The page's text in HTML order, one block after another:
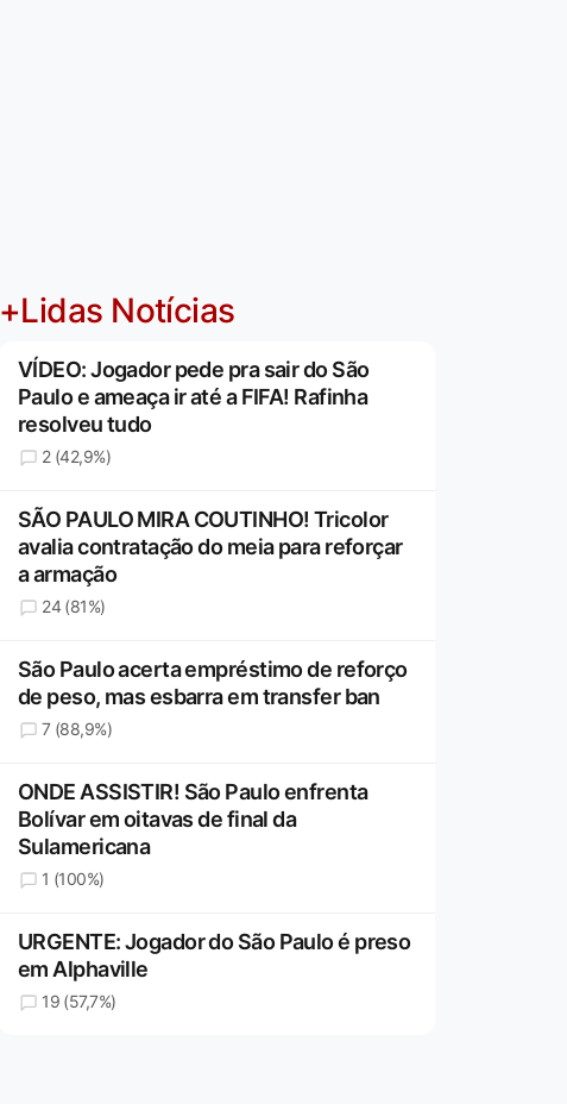
+Lidas Notícias
VÍDEO: Jogador pede pra sair do São
Paulo e ameaça ir até a FIFA! Rafinha
resolveu tudo
2 (42,9%)
SÃO PAULO MIRA COUTINHO! Tricolor
avalia contratação do meia para reforçar
a armação
24 (81%)
São Paulo acerta empréstimo de reforço
de peso, mas esbarra em transfer ban
7 (88,9%)
ONDE ASSISTIR! São Paulo enfrenta
Bolívar em oitavas de final da
Sulamericana
1 (100%)
URGENTE: Jogador do São Paulo é preso
em Alphaville
19 (57,7%)